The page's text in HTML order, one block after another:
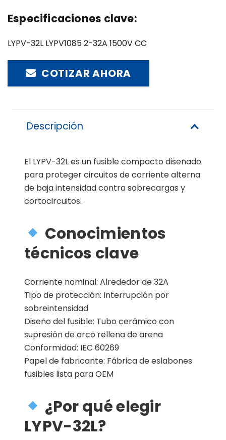
Especificaciones clave:
LYPV-32L LYPV1085 2-32A 1500V CC
COTIZAR AHORA
Descripción
El LYPV-32L es un fusible compacto diseñado
para proteger circuitos de corriente alterna
de baja intensidad contra sobrecargas y
cortocircuitos.
Conocimientos
técnicos clave
Corriente nominal: Alrededor de 32A
Tipo de protección: Interrupción por
sobreintensidad
Diseño del fusible: Tubo cerámico con
supresión de arco rellena de arena
Conformidad: IEC 60269
Papel de fabricante: Fábrica de eslabones
fusibles lista para OEM
¿Por qué elegir
LYPV-32L?